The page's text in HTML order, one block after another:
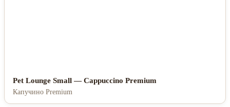
Pet Lounge Small — Cappuccino Premium
Капучино Premium